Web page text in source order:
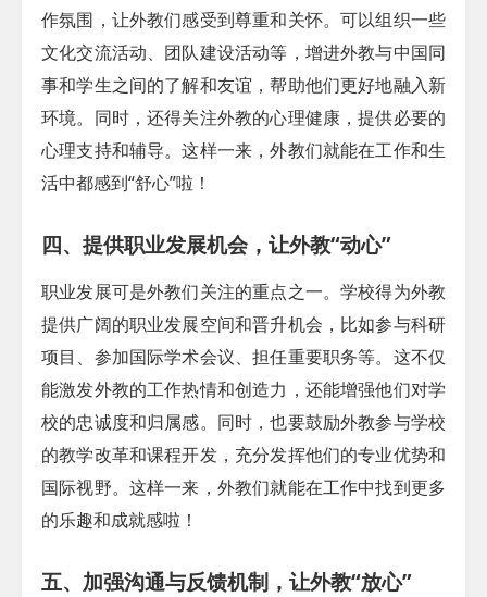
作氛围，让外教们感受到尊重和关怀。可以组织一些
文化交流活动、团队建设活动等，增进外教与中国同
事和学生之间的了解和友谊，帮助他们更好地融入新
环境。同时，还得关注外教的心理健康，提供必要的
心理支持和辅导。这样一来，外教们就能在工作和生
活中都感到“舒心”啦！
四、提供职业发展机会，让外教“动心”
职业发展可是外教们关注的重点之一。学校得为外教
提供广阔的职业发展空间和晋升机会，比如参与科研
项目、参加国际学术会议、担任重要职务等。这不仅
能激发外教的工作热情和创造力，还能增强他们对学
校的忠诚度和归属感。同时，也要鼓励外教参与学校
的教学改革和课程开发，充分发挥他们的专业优势和
国际视野。这样一来，外教们就能在工作中找到更多
的乐趣和成就感啦！
五、加强沟通与反馈机制，让外教“放心”